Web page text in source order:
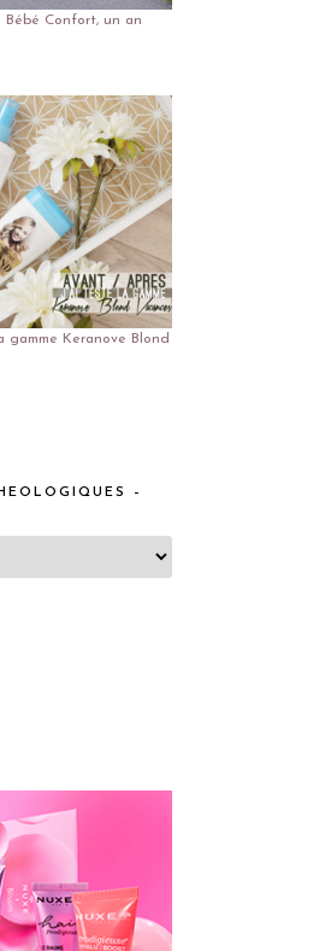
Confort, un an
Keranove Blond
–